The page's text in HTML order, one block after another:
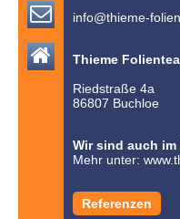
 info@thieme-

Thieme
Riedstraße 4a
86807 Buchloe
Wir sind auch
Mehr unter:
Referenzen